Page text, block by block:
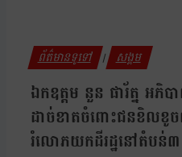
ព័ត៌មានទូទៅ | សង្គម
ឯកឧត្តម នួន ផារ័ត្ន អភិ
ដាច់ខាតចំពោះជនខិលខូច
រំលោភយកដីរដ្ឋនៅតំបន់៣